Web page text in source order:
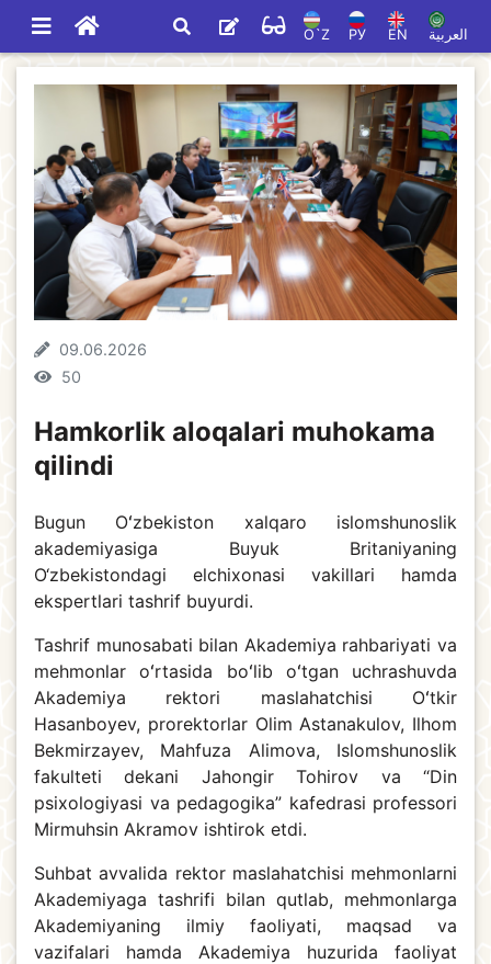
O`Z РУ EN العربية
09.06.2026
50
Hamkorlik aloqalari muhokama
qilindi
Bugun Oʻzbekiston xalqaro islomshunoslik
akademiyasiga Buyuk Britaniyaning
O‘zbekistondagi elchixonasi vakillari hamda
ekspertlari tashrif buyurdi.
Tashrif munosabati bilan Akademiya rahbariyati va
mehmonlar oʻrtasida boʻlib oʻtgan uchrashuvda
Akademiya rektori maslahatchisi Oʻtkir
Hasanboyev, prorektorlar Olim Astanakulov, Ilhom
Bekmirzayev, Mahfuza Alimova, Islomshunoslik
fakulteti dekani Jahongir Tohirov va “Din
psixologiyasi va pedagogika” kafedrasi professori
Mirmuhsin Akramov ishtirok etdi.
Suhbat avvalida rektor maslahatchisi mehmonlarni
Akademiyaga tashrifi bilan qutlab, mehmonlarga
Akademiyaning ilmiy faoliyati, maqsad va
vazifalari hamda Akademiya huzurida faoliyat